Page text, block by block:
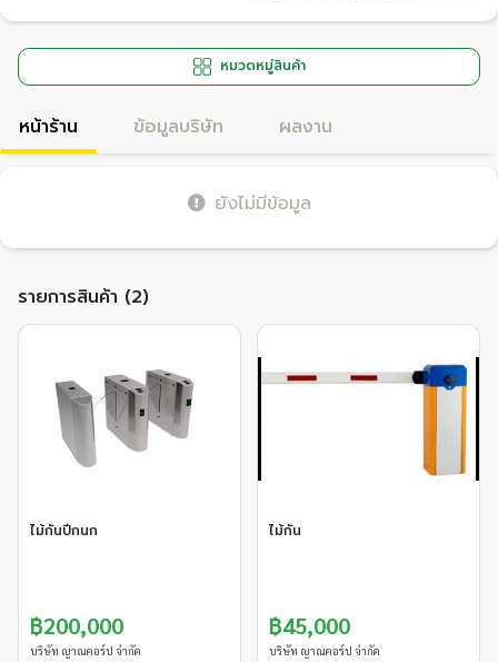
หมวดหมู่สินค้า
หน้าร้าน ข้อมูลบริษัท ผลงาน
ยังไม่มีข้อมูล
รายการสินค้า (2)
ไม้กั้นปีกนก
฿200,000
บริษัท ญาณคอร์ป จำกัด
ไม้กั้น
฿45,000
บริษัท ญาณคอร์ป จำกัด